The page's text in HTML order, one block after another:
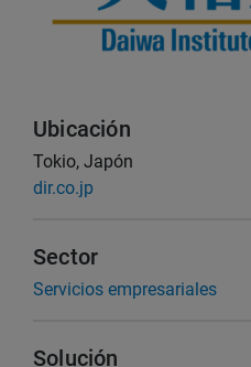
Ubicación
Tokio, Japón
dir.co.jp
Sector
Servicios empresariales
Solución